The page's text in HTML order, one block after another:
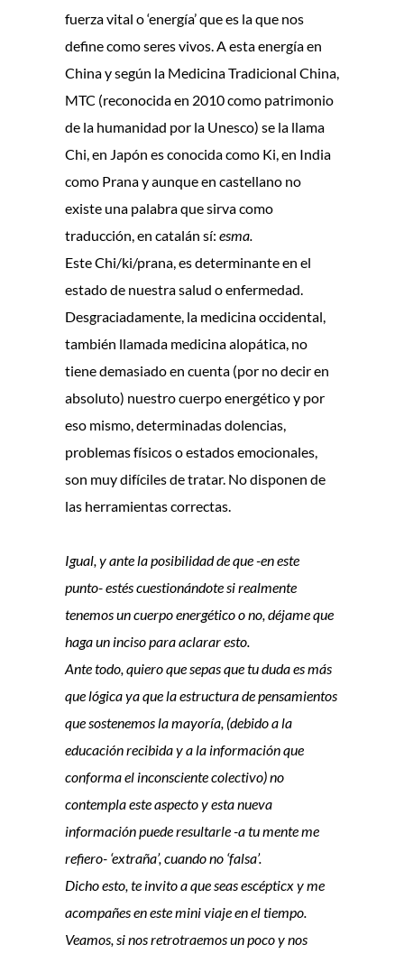
fuerza vital o ‘energía’ que es la que nos
define como seres vivos. A esta energía en
China y según la Medicina Tradicional China,
MTC (reconocida en 2010 como patrimonio
de la humanidad por la Unesco) se la llama
Chi, en Japón es conocida como Ki, en India
como Prana y aunque en castellano no
existe una palabra que sirva como
traducción, en catalán sí: esma.
Este Chi/ki/prana, es determinante en el
estado de nuestra salud o enfermedad.
Desgraciadamente, la medicina occidental,
también llamada medicina alopática, no
tiene demasiado en cuenta (por no decir en
absoluto) nuestro cuerpo energético y por
eso mismo, determinadas dolencias,
problemas físicos o estados emocionales,
son muy difíciles de tratar. No disponen de
las herramientas correctas.
Igual, y ante la posibilidad de que -en este
punto- estés cuestionándote si realmente
tenemos un cuerpo energético o no, déjame que
haga un inciso para aclarar esto.
Ante todo, quiero que sepas que tu duda es más
que lógica ya que la estructura de pensamientos
que sostenemos la mayoría, (debido a la
educación recibida y a la información que
conforma el inconsciente colectivo) no
contempla este aspecto y esta nueva
información puede resultarle -a tu mente me
refiero- ‘extraña’, cuando no ‘falsa’.
Dicho esto, te invito a que seas escépticx y me
acompañes en este mini viaje en el tiempo.
Veamos, si nos retrotraemos un poco y nos